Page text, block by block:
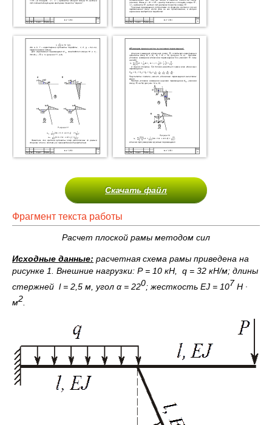
Скачать файл
Фрагмент текста работы
Расчет плоской рамы методом сил
Исходные данные: расчетная схема рамы приведена на
рисунке 1. Внешние нагрузки: Р = 10 кН, q = 32 кН/м; длины
стержней l= 2,5 м, угол α = 220; жесткость EJ = 107 Н ∙
м2